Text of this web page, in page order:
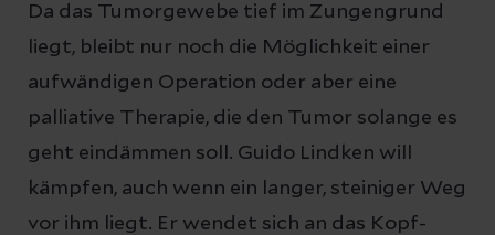
Da das Tumorgewebe tief im Zungengrund
liegt, bleibt nur noch die Möglichkeit einer
aufwändigen Operation oder aber eine
palliative Therapie, die den Tumor solange es
geht eindämmen soll. Guido Lindken will
kämpfen, auch wenn ein langer, steiniger Weg
vor ihm liegt. Er wendet sich an das Kopf-